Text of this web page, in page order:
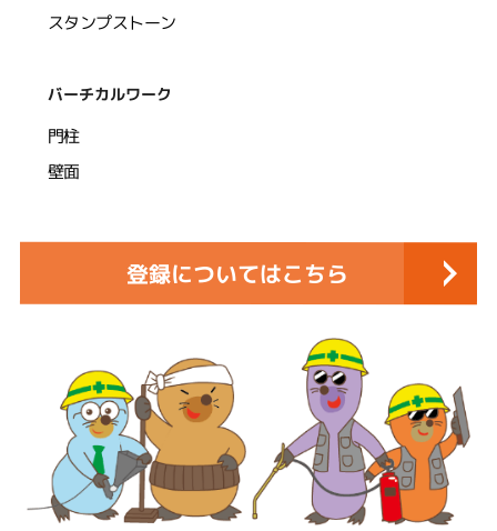
スタンプストーン
バーチカルワーク
門柱
壁面
登録についてはこちら